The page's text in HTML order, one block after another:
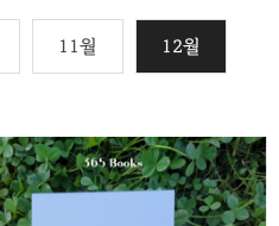
11월 12월